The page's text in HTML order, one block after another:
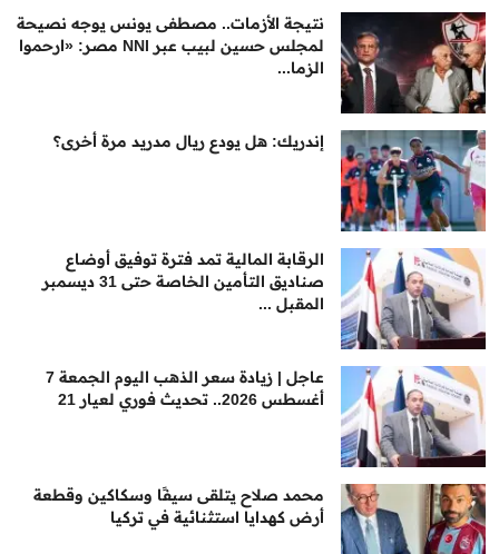
نتيجة الأزمات.. مصطفى يونس يوجه نصيحة
لمجلس حسين لبيب عبر NNI مصر: «ارحموا
الزما...
إندريك: هل يودع ريال مدريد مرة أخرى؟
الرقابة المالية تمد فترة توفيق أوضاع
صناديق التأمين الخاصة حتى 31 ديسمبر
المقبل ...
عاجل | زيادة سعر الذهب اليوم الجمعة 7
أغسطس 2026.. تحديث فوري لعيار 21
محمد صلاح يتلقى سيفًا وسكاكين وقطعة
أرض كهدايا استثنائية في تركيا